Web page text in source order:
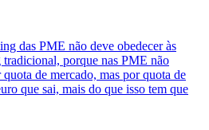
das PME não deve obedecer às
tradicional, porque nas PME não
de mercado, mas por quota de
que sai, mais do que isso tem que